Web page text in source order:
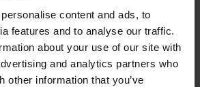
content and ads, to
features and to analyse our traffic.
about your use of our site with
and analytics partners who
other information that you’ve